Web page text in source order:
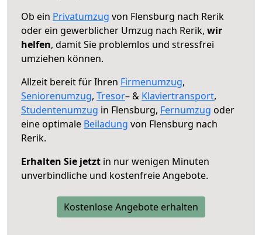
Ob ein Privatumzug von Flensburg nach Rerik
oder ein gewerblicher Umzug nach Rerik, wir
helfen, damit Sie problemlos und stressfrei
umziehen können.
Allzeit bereit für Ihren Firmenumzug,
Seniorenumzug, Tresor– & Klaviertransport,
Studentenumzug in Flensburg, Fernumzug oder
eine optimale Beiladung von Flensburg nach
Rerik.
Erhalten Sie jetzt in nur wenigen Minuten
unverbindliche und kostenfreie Angebote.
Kostenlose Angebote erhalten